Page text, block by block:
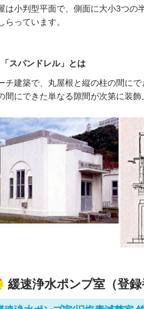
は小判型平面で、側面に大小3つ
らっています。
「スパンドレル」とは
チ建築で、丸屋根と縦の柱の間に
間にできた単なる隙間が次第に装
緩速浄水ポンプ室（登